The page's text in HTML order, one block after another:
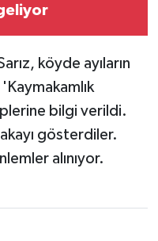
köyde ayıların
bilgi verildi.
gösterdiler.
alınıyor.